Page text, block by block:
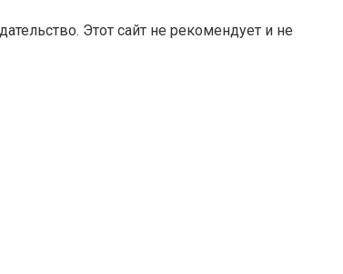
Этот сайт не рекомендует и не